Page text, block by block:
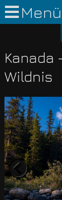
Menü
Kanada
Wildnis